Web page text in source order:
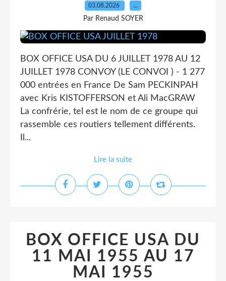
03.08.2026 …
Par Renaud SOYER
BOX OFFICE USA DU 6 JUILLET 1978 AU 12
JUILLET 1978 CONVOY (LE CONVOI ) - 1 277
000 entrées en France De Sam PECKINPAH
avec Kris KISTOFFERSON et Ali MacGRAW
La confrérie, tel est le nom de ce groupe qui
rassemble ces routiers tellement différents.
Il...
Lire la suite
BOX OFFICE USA DU
11 MAI 1955 AU 17
MAI 1955